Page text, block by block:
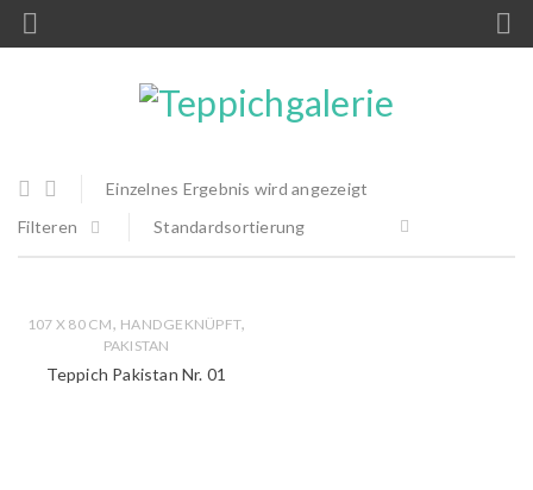
Einzelnes Ergebnis wird angezeigt
Filteren
Standardsortierung
107 X 80 CM, HANDGEKNÜPFT,
PAKISTAN
Teppich Pakistan Nr. 01